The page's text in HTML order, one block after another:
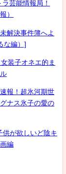
芸能情報局！
）
解決事件簿へよ
な編）]
装子オネエ的ま
報！超氷河期世
ナス氷子の愛の
供が欲しいど陰キ
編